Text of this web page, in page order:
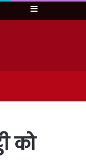
Sidebar
को